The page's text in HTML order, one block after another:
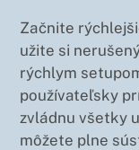
Začnite
užite si
rýchlym
používateľsky
zvládnu všetky
môžete plne